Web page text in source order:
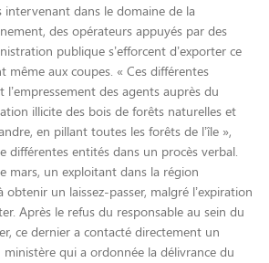
intervenant dans le domaine de la
des opérateurs appuyés par des
publique s’efforcent d’exporter ce
même aux coupes. « Ces différentes
des agents auprès du
illicite des bois de forêts naturelles et
en pillant toutes les forêts de l’île »,
différentes entités dans un procès verbal.
mars, un exploitant dans la région
obtenir un laissez-passer, malgré l’expiration
Après le refus du responsable au sein du
ce dernier a contacté directement un
qui a ordon­née la délivrance du